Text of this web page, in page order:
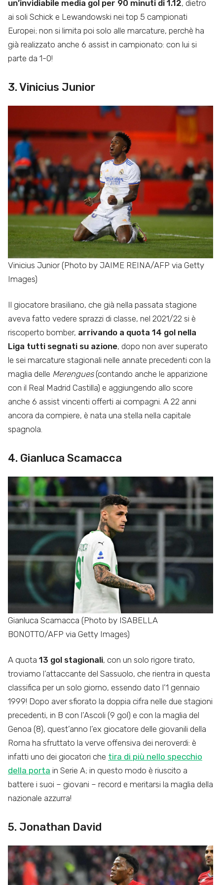
un’invidiabile media gol per 90 minuti di 1.12, dietro
ai soli Schick e Lewandowski nei top 5 campionati
Europei; non si limita poi solo alle marcature, perchè ha
già realizzato anche 6 assist in campionato: con lui si
parte da 1-0!
3. Vinicius Junior
Vinicius Junior (Photo by JAIME REINA/AFP via Getty
Images)
Il giocatore brasiliano, che già nella passata stagione
aveva fatto vedere sprazzi di classe, nel 2021/22 si è
riscoperto bomber, arrivando a quota 14 gol nella
Liga tutti segnati su azione, dopo non aver superato
le sei marcature stagionali nelle annate precedenti con la
maglia delle Merengues(contando anche le apparizione
con il Real Madrid Castilla) e aggiungendo allo score
anche 6 assist vincenti offerti ai compagni. A 22 anni
ancora da compiere, è nata una stella nella capitale
spagnola.
4. Gianluca Scamacca
Gianluca Scamacca (Photo by ISABELLA
BONOTTO/AFP via Getty Images)
A quota 13 gol stagionali, con un solo rigore tirato,
troviamo l’attaccante del Sassuolo, che rientra in questa
classifica per un solo giorno, essendo dato l’1 gennaio
1999! Dopo aver sfiorato la doppia cifra nelle due stagioni
precedenti, in B con l’Ascoli (9 gol) e con la maglia del
Genoa (8), quest’anno l’ex giocatore delle giovanili della
Roma ha sfruttato la verve offensiva dei neroverdi: è
infatti uno dei giocatori che tira di più nello specchio
della porta in Serie A; in questo modo è riuscito a
battere i suoi – giovani – record e meritarsi la maglia della
nazionale azzurra!
5. Jonathan David